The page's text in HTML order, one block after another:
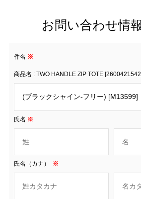
お問い合わせ情
件名 ※
商品名 : TWO HANDLE ZIP TOTE
氏名 ※
氏名（カナ） ※